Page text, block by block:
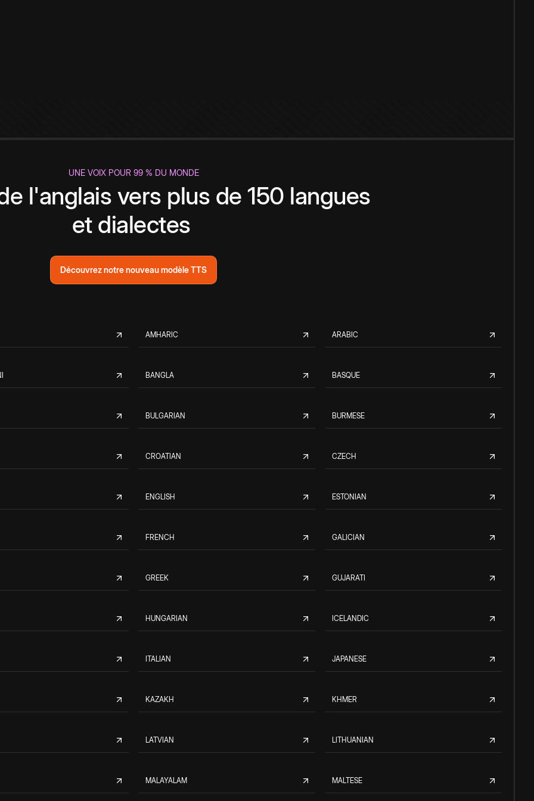
UNE VOIX POUR 99 % DU MONDE
l'anglais vers plus de 150 langues
et dialectes
Découvrez notre nouveau modèle TTS
AMHARIC ARABIC
BANGLA BASQUE
BULGARIAN BURMESE
CROATIAN CZECH
ENGLISH ESTONIAN
FRENCH GALICIAN
GREEK GUJARATI
HUNGARIAN ICELANDIC
ITALIAN JAPANESE
KAZAKH KHMER
LATVIAN LITHUANIAN
MALAYALAM MALTESE